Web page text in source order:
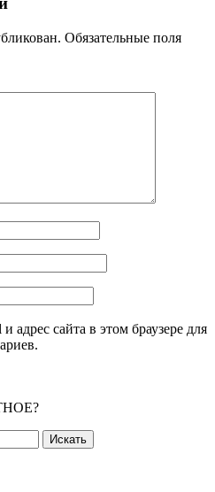
Обязательные поля
адрес сайта в этом браузере для